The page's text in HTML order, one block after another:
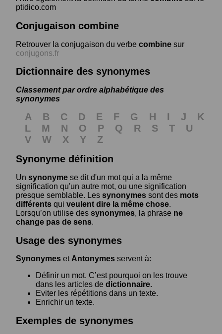
ptidico.com
Conjugaison combine
Retrouver la conjugaison du verbe combine sur
conjugons.fr
Dictionnaire des synonymes
Classement par ordre alphabétique des
synonymes
A B C D E F G H I J
K
L
M N O P Q R S T
U
V
W X Y
Z
Synonyme définition
Un synonyme se dit d'un mot qui a la même
signification qu'un autre mot, ou une signification
presque semblable. Les synonymes sont des mots
différents qui veulent dire la même chose.
Lorsqu’on utilise des synonymes, la phrase ne
change pas de sens.
Usage des synonymes
Synonymes et Antonymes servent à:
Définir un mot. C’est pourquoi on les trouve
dans les articles de dictionnaire.
Eviter les répétitions dans un texte.
Enrichir un texte.
Exemples de synonymes